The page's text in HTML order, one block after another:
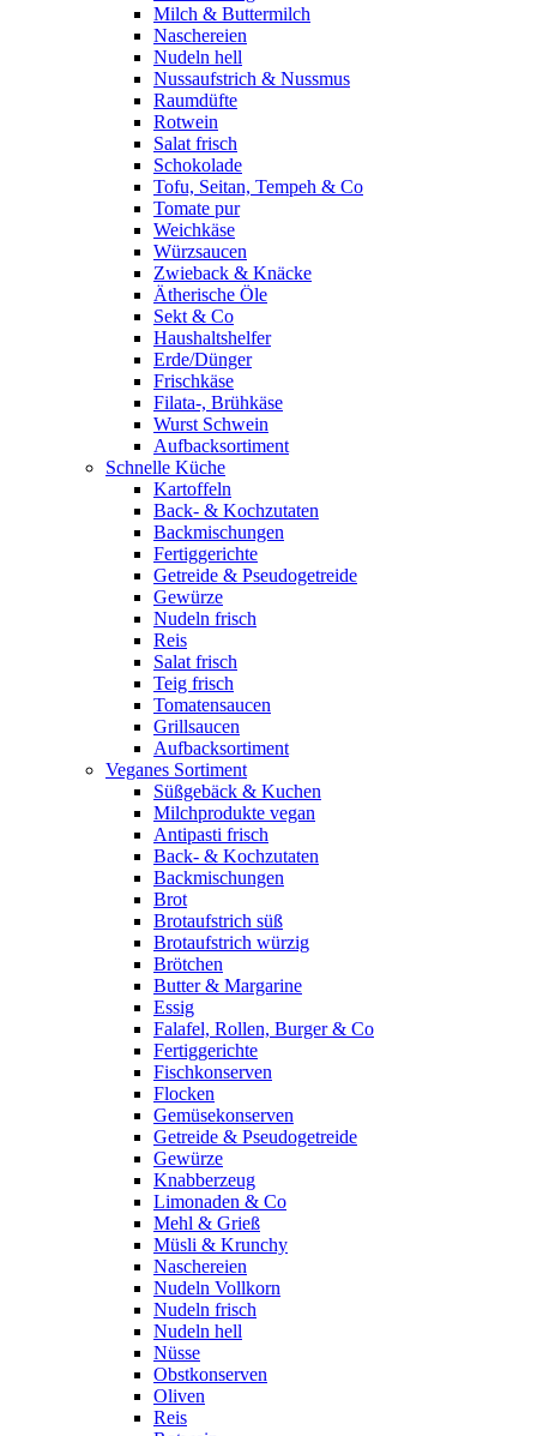
Milch & Buttermilch
Naschereien
Nudeln hell
Nussaufstrich & Nussmus
Raumdüfte
Rotwein
Salat frisch
Schokolade
Tofu, Seitan, Tempeh & Co
Tomate pur
Weichkäse
Würzsaucen
Zwieback & Knäcke
Ätherische Öle
Sekt & Co
Haushaltshelfer
Erde/Dünger
Frischkäse
Filata-, Brühkäse
Wurst Schwein
Aufbacksortiment
Schnelle Küche
Kartoffeln
Back- & Kochzutaten
Backmischungen
Fertiggerichte
Getreide & Pseudogetreide
Gewürze
Nudeln frisch
Reis
Salat frisch
Teig frisch
Tomatensaucen
Grillsaucen
Aufbacksortiment
Veganes Sortiment
Süßgebäck & Kuchen
Milchprodukte vegan
Antipasti frisch
Back- & Kochzutaten
Backmischungen
Brot
Brotaufstrich süß
Brotaufstrich würzig
Brötchen
Butter & Margarine
Essig
Falafel, Rollen, Burger & Co
Fertiggerichte
Fischkonserven
Flocken
Gemüsekonserven
Getreide & Pseudogetreide
Gewürze
Knabberzeug
Limonaden & Co
Mehl & Grieß
Müsli & Krunchy
Naschereien
Nudeln Vollkorn
Nudeln frisch
Nudeln hell
Nüsse
Obstkonserven
Oliven
Reis